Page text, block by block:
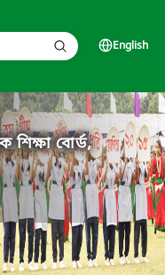
English
শিক্ষা বোর্ড,